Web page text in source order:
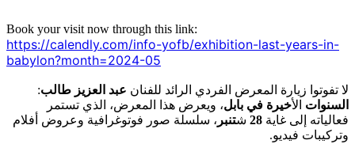
Book your visit now through this link:
https://calendly.com/info-yofb/exhibition-last-years-in-
babylon?month=2024-05
لا تفوتوا زيارة المعرض الفردي الرائد للفنان عبد العزيز طالب:
السنوات الأخيرة في بابل، ويعرض هذا المعرض، الذي تستمر
فعالياته إلى غاية 28 شتنبر ، سلسلة صور فوتوغرافية وعروض أفلام
وتركيبات فيديو.